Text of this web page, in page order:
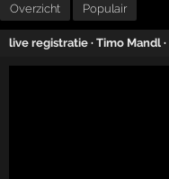
Overzicht Populair
live registratie ·Timo Mandl ·